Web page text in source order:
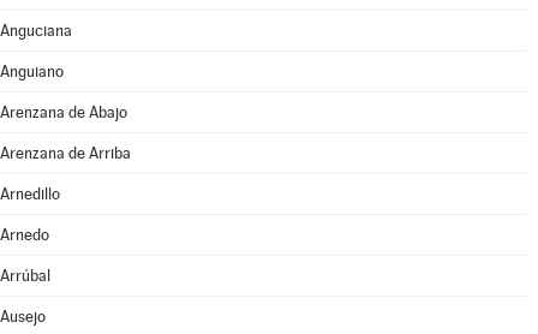
Anguciana
Anguiano
Arenzana de Abajo
Arenzana de Arriba
Arnedillo
Arnedo
Arrúbal
Ausejo